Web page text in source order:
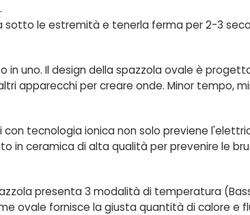
sotto le estremità e tenerla ferma per 2-3
in uno. Il design della spazzola ovale è
apparecchi per creare onde. Minor tempo,
con tecnologia ionica non solo previene
in ceramica di alta qualità per prevenire le
presenta 3 modalità di temperatura
ovale fornisce la giusta quantità di calore e